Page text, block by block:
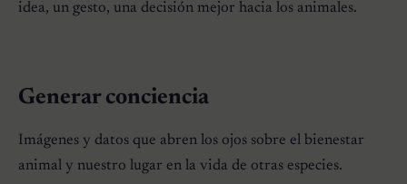
idea, un gesto, una decisión mejor hacia los animales.
Generar conciencia
Imágenes y datos que abren los ojos sobre el bienestar
animal y nuestro lugar en la vida de otras especies.